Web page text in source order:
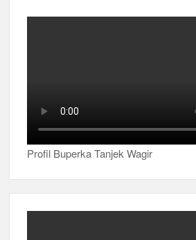
Profil Buperka Tanjek Wagir